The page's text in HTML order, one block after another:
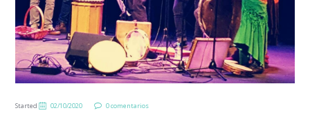
Started 02/10/2020 0 comentarios